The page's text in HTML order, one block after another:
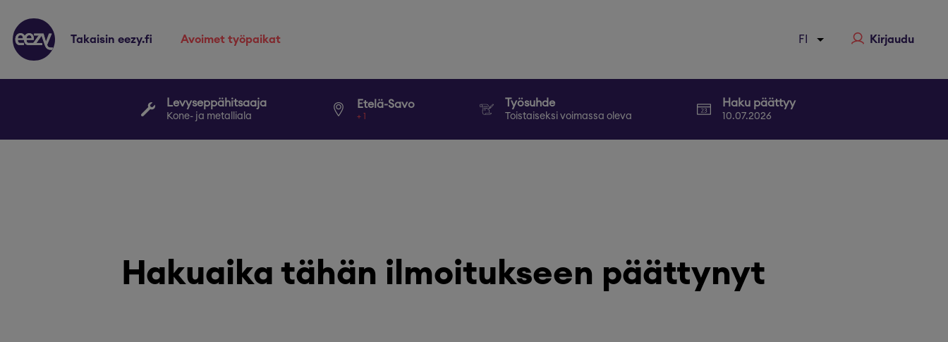
takaisin eezy.fi avoimet työpaikat Kirjaudu
Levyseppähitsaaja
Kone- ja metalliala
Etelä-Savo
+ 1
Työsuhde
Toistaiseksi voimassa oleva
Haku päättyy
10.07.2026
Hakuaika tähän ilmoitukseen päättynyt